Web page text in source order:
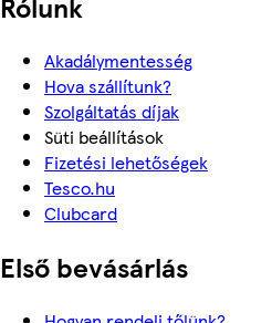
Akadálymentesség
Hova szállítunk?
Szolgáltatás díjak
Süti beállítások
Fizetési lehetőségek
Tesco.hu
Clubcard
Első bevásárlás